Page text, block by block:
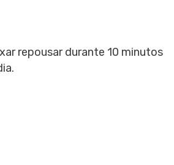
repousar durante 10 minutos